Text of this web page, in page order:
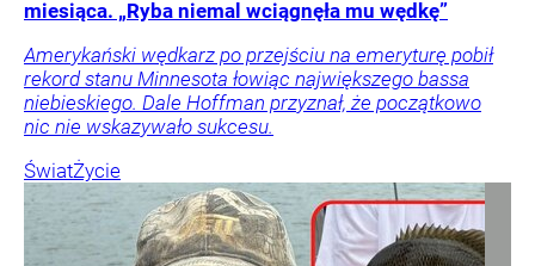
miesiąca. „Ryba niemal wciągnęła mu wędkę”
Amerykański wędkarz po przejściu na emeryturę pobił
rekord stanu Minnesota łowiąc największego bassa
niebieskiego. Dale Hoffman przyznał, że początkowo
nic nie wskazywało sukcesu.
ŚwiatŻycie